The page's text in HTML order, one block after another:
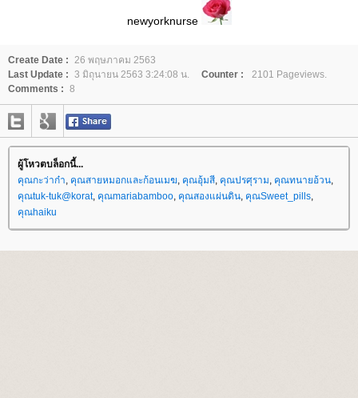
newyorknurse
Create Date : 26 พฤษภาคม 2563
Last Update : 3 มิถุนายน 2563 3:24:08 น. Counter :
2101 Pageviews.
Comments : 8
ผู้โหวตบล็อกนี้...
คุณกะว่าก๋า, คุณสายหมอกและก้อนเมฆ, คุณอุ้มสี, คุณปรศุราม, คุณทนายอ้วน,
คุณtuk-tuk@korat, คุณmariabamboo, คุณสองแผ่นดิน, คุณSweet_pills,
คุณhaiku